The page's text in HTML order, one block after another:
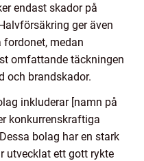
endast skador på
ger även
medan
omfattande täckningen
och brandskador.
inkluderar [namn på
konkurrenskraftiga
bolag har en stark
utvecklat ett gott rykte